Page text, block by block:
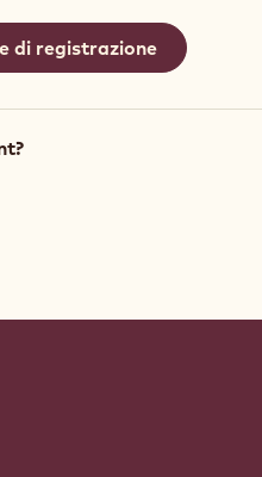
window)
a
new